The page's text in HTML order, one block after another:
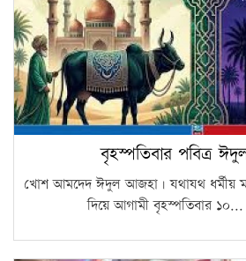
বৃহস্পতিবার পবিত্র
খোশ আমদেদ ঈদুল আজহা। যথাযথ ধর্মীয়
দিয়ে আগামী বৃহস্পতিবার ১০...